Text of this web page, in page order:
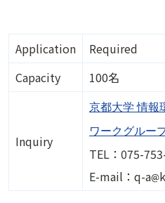
Application
Required
Capacity
100名
Inquiry
京都大学 情
ワークグルー
TEL：075-
E-mail：q-a